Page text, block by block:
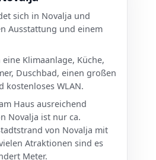
sich in Novalja und
Ausstattung und einem
Klimaanlage, Küche,
Duschbad, einen großen
kostenloses WLAN.
Haus ausreichend
Novalja ist nur ca.
von Novalja mit
Atraktionen sind es
Meter.